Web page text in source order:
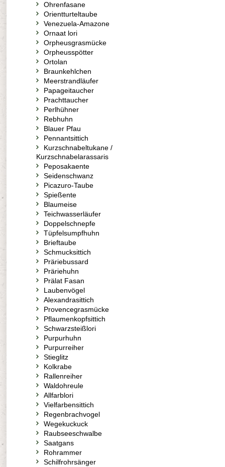
Ohrenfasane
Orientturteltaube
Venezuela-Amazone
Ornaat lori
Orpheusgrasmücke
Orpheusspötter
Ortolan
Braunkehlchen
Meerstrandläufer
Papageitaucher
Prachttaucher
Perlhühner
Rebhuhn
Blauer Pfau
Pennantsittich
Kurzschnabeltukane /
Kurzschnabelarassaris
Peposakaente
Seidenschwanz
Picazuro-Taube
Spießente
Blaumeise
Teichwasserläufer
Doppelschnepfe
Tüpfelsumpfhuhn
Brieftaube
Schmucksittich
Präriebussard
Präriehuhn
Prälat Fasan
Laubenvögel
Alexandrasittich
Provencegrasmücke
Pflaumenkopfsittich
Schwarzsteißlori
Purpurhuhn
Purpurreiher
Stieglitz
Kolkrabe
Rallenreiher
Waldohreule
Allfarblori
Vielfarbensittich
Regenbrachvogel
Wegekuckuck
Raubseeschwalbe
Saatgans
Rohrammer
Schilfrohrsänger